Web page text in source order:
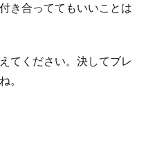
き合っててもいいことは
てください。決してブレ
。